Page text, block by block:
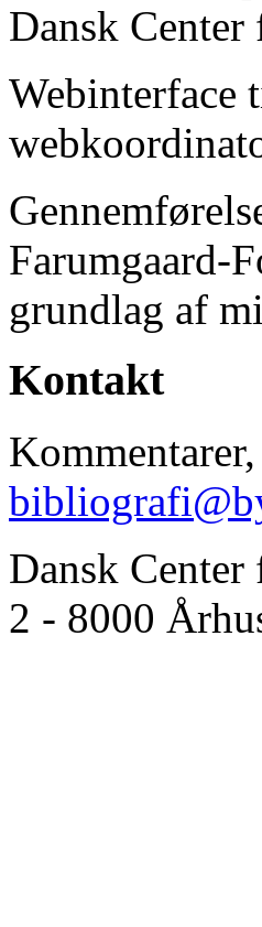
Dansk
Webinterface
Farumgaard-
grundlag af
Kontakt
Dansk
2 - 8000